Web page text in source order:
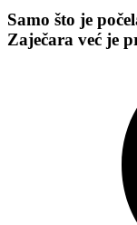
Samo što je
Zaječara već je